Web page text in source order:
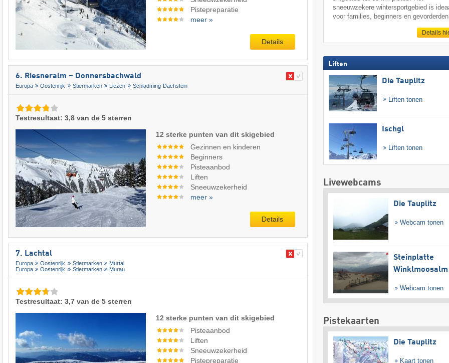
Pistepreparatie
meer »
Details
6. Riesneralm – Donnersbachwald
Europa Oostenrijk Stiermarken Liezen Schladming-Dachstein
Testresultaat: 3,8 van de 5 sterren
12 sterke punten van dit skigebied
Gezinnen en kinderen
Beginners
Pisteaanbod
Liften
Sneeuwzekerheid
meer »
Details
7. Lachtal
Europa Oostenrijk Stiermarken
Murtal
Europa
Oostenrijk Stiermarken Murau
Testresultaat: 3,7 van de 5 sterren
12 sterke punten van dit skigebied
Pisteaanbod
Liften
Sneeuwzekerheid
Pistepreparatie
sneeuwzekere wintersportgebied is
voor families, beginners en
Details
Liften
Die Tauplitz
Liften tonen
Ischgl
Liften tonen
Livewebcams
Die Tauplitz
Webcam tonen
Steinplatte
Winklmoosalm
Webcam tonen
Pistekaarten
Die Tauplitz
Kaart tonen